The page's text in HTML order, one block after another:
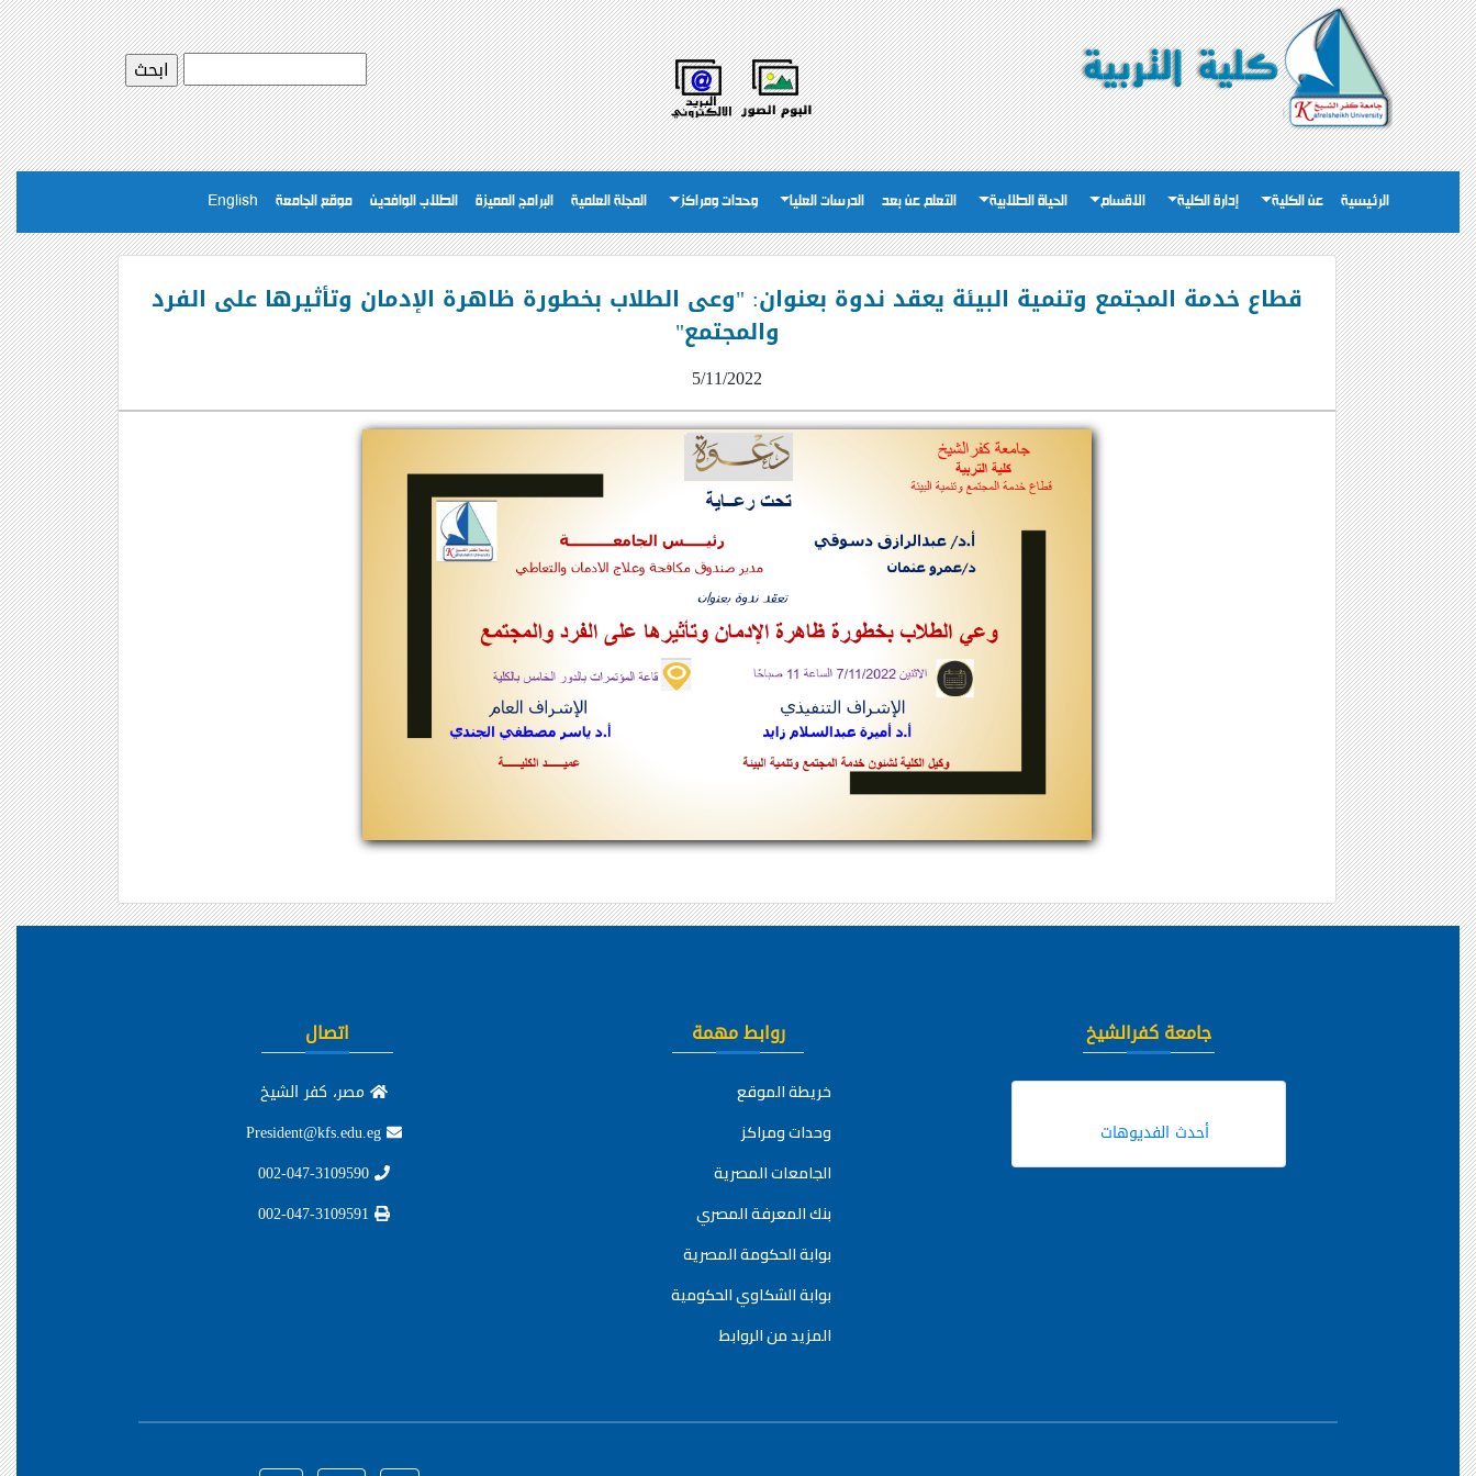
الرئيسية عن الكلية إدارة الكلية الاقسام الحياة الطلابية التعلم عن بعد الدرسات العليا وحدات ومراكز المجلة العلمية البرامج المميزة الطلاب الوافدين موقع الجامعة English
قطاع خدمة المجتمع وتنمية البيئة يعقد ندوة بعنوان: "وعى الطلاب بخطورة ظاهرة الإدمان وتأثيرها على الفرد
والمجتمع"
5/11/2022
جامعة كفرالشيخ
أحدث الفديوهات
روابط مهمة
خريطة الموقع
وحدات ومراكز
الجامعات المصرية
بنك المعرفة المصري
بوابة الحكومة المصرية
بوابة الشكاوي الحكومية
المزيد من الروابط
اتصال
مصر، كفر الشيخ